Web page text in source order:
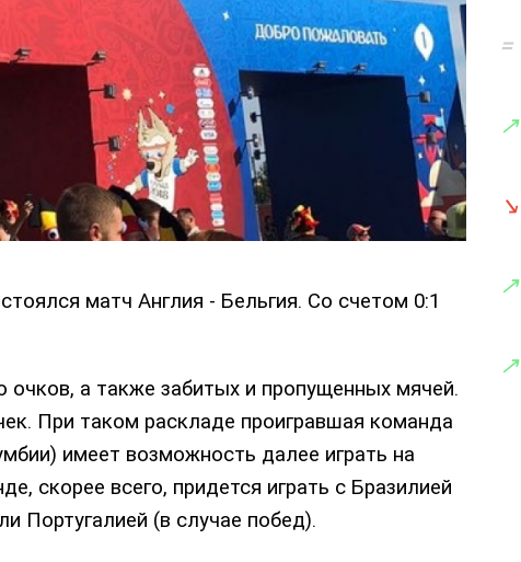
матч Англия - Бельгия. Со счетом 0:1
а также забитых и пропущенных мячей.
При таком раскладе проигравшая команда
имеет возможность далее играть на
скорее всего, придется играть с Бразилией
Португалией (в случае побед).
=
↗
↘
↗
↗